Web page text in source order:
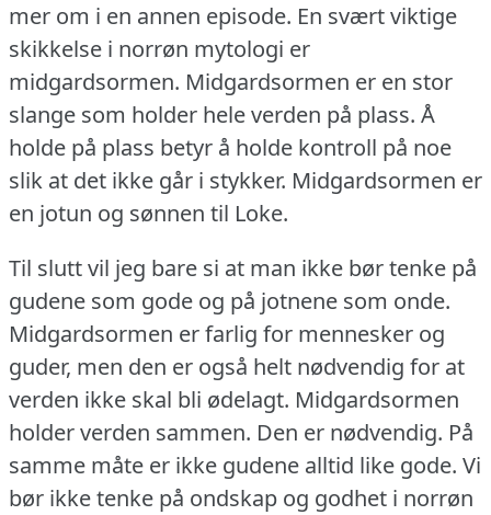
mer om i en annen episode. En svært viktige
skikkelse i norrøn mytologi er
midgardsormen. Midgardsormen er en stor
slange som holder hele verden på plass. Å
holde på plass betyr å holde kontroll på noe
slik at det ikke går i stykker. Midgardsormen er
en jotun og sønnen til Loke.
Til slutt vil jeg bare si at man ikke bør tenke på
gudene som gode og på jotnene som onde.
Midgardsormen er farlig for mennesker og
guder, men den er også helt nødvendig for at
verden ikke skal bli ødelagt. Midgardsormen
holder verden sammen. Den er nødvendig. På
samme måte er ikke gudene alltid like gode. Vi
bør ikke tenke på ondskap og godhet i norrøn